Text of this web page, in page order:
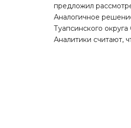
предложил
Аналогичное
Туапсинского
Аналитики считают,